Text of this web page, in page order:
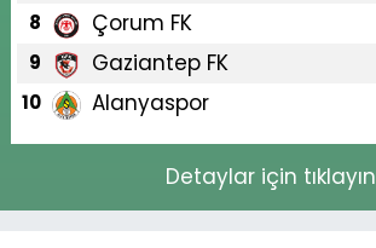
8 Çorum FK
9 Gaziantep FK
10 Alanyaspor
Detaylar için tıklayın